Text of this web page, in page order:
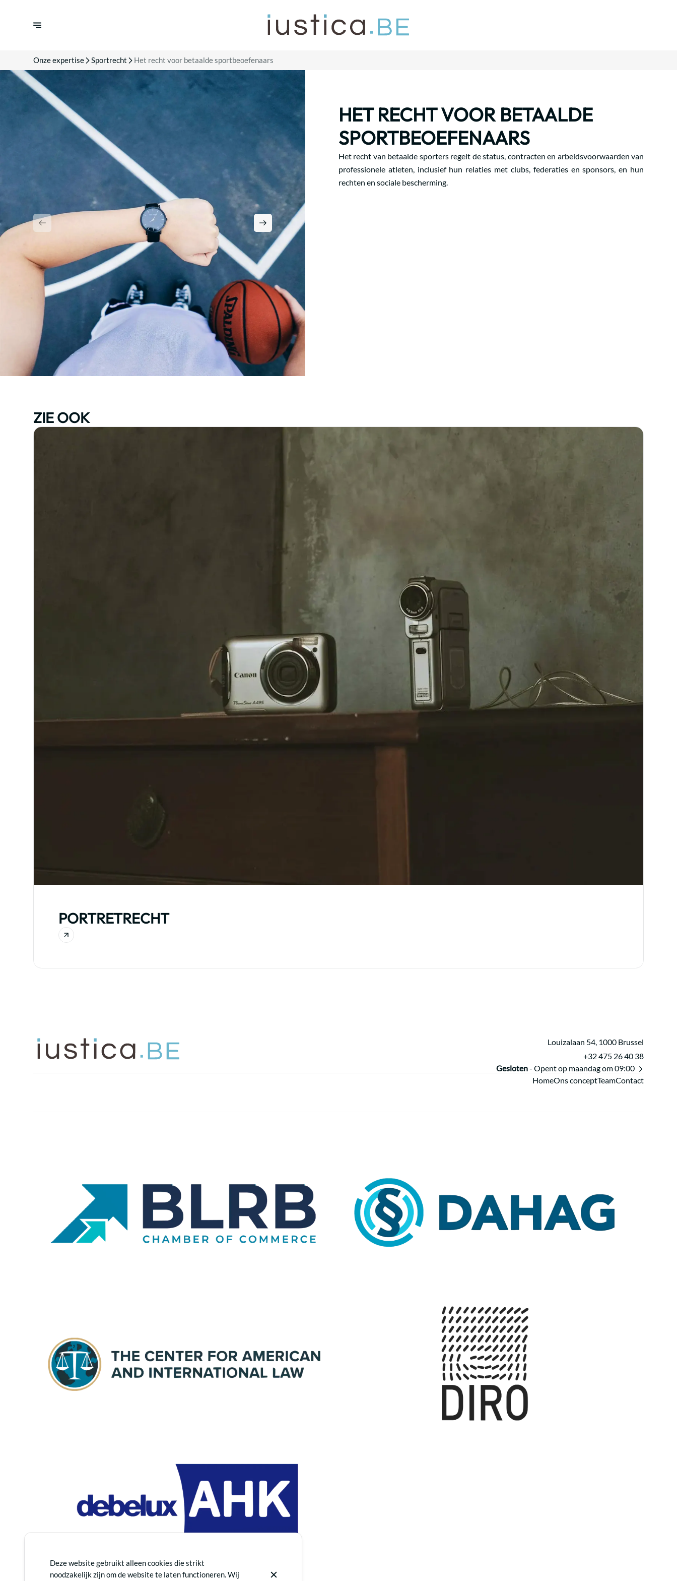
Onze expertise Sportrecht Het recht voor betaalde sportbeoefenaars
HET RECHT VOOR BETAALDE
SPORTBEOEFENAARS
Het recht van betaalde sporters regelt de status, contracten en arbeidsvoorwaarden van
professionele atleten, inclusief hun relaties met clubs, federaties en sponsors, en hun
rechten en sociale bescherming.
ZIE OOK
PORTRETRECHT
Louizalaan 54, 1000 Brussel
+32 475 26 40 38
Gesloten- Opent op maandag om 09:00
HomeOns conceptTeamContact
Deze website gebruikt alleen cookies die strikt
noodzakelijk zijn om de website te laten functioneren. Wij